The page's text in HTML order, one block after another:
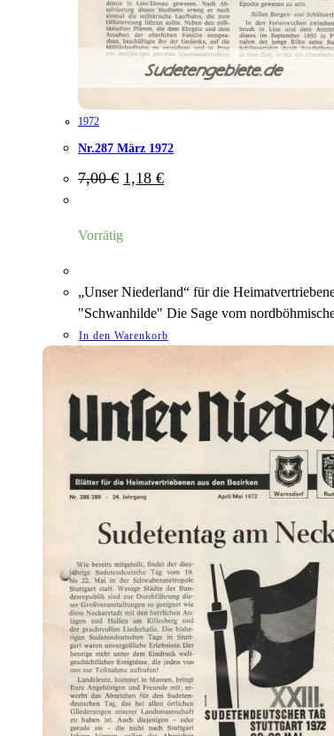
1972
Nr.287 März 1972
7,00€ Ursprünglicher
Preis
1,18 €Aktueller
Preis
Vorrätig
„Unser Niederland“ für die
"Schwanhilde" Die Sage vom
In den Warenkorb